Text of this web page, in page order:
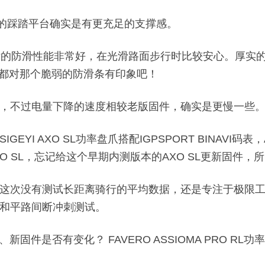
踏平台确实是有更充足的支撑感。
防滑性能非常好，在光滑路面步行时比较安心。厚实
对那个脆弱的防滑条有印象吧！
不过电量下降的速度相较老版固件，确实是更慢一些。
AXO SL功率盘爪搭配IGPSPORT BINAVI码表
SL，忘记给这个早期内测版本的AXO SL更新固件，
次没有测试长距离骑行的平均数据，还是专注于极限
平路间断冲刺测试。